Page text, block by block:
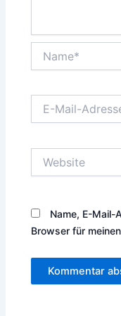
Mail-
Name, E-Mail-
Browser für